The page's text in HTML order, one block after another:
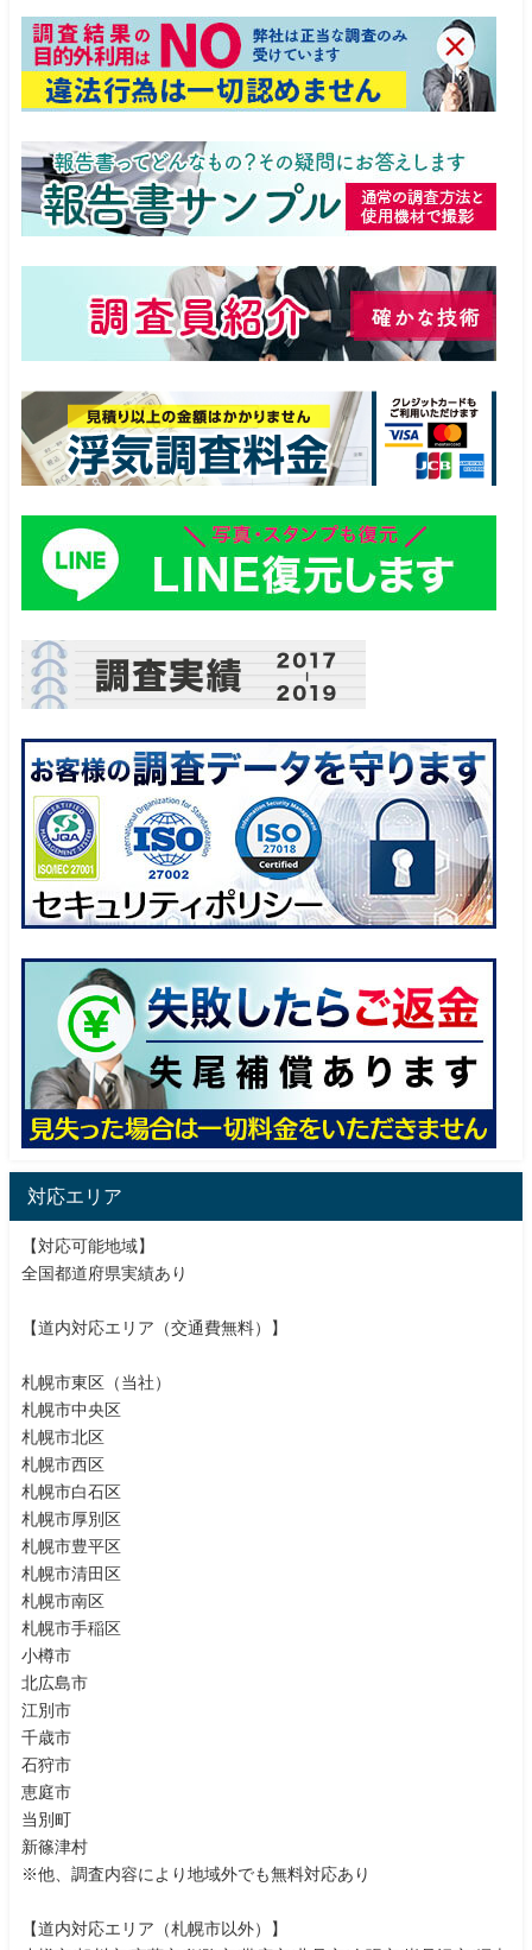
対応エリア
【対応可能地域】
全国都道府県実績あり
【道内対応エリア（交通費無料）】
札幌市東区（当社）
札幌市中央区
札幌市北区
札幌市西区
札幌市白石区
札幌市厚別区
札幌市豊平区
札幌市清田区
札幌市南区
札幌市手稲区
小樽市
北広島市
江別市
千歳市
石狩市
恵庭市
当別町
新篠津村
※他、調査内容により地域外でも無料対応あり
【道内対応エリア（札幌市以外）】